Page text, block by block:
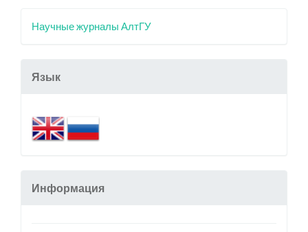
Научные журналы АлтГУ
Язык
Информация